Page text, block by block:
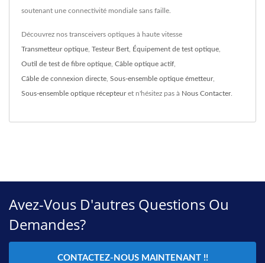
soutenant une connectivité mondiale sans faille.
Découvrez nos transceivers optiques à haute vitesse
Transmetteur optique Testeur Bert Équipement de test optique
Outil de test de fibre optique Câble optique actif
Câble de connexion directe Sous-ensemble optique émetteur,
Sous-ensemble optique récepteuret n'hésitez pas à Nous Contacter.
Avez-Vous D'autres Questions Ou
Demandes?
CONTACTEZ-NOUS MAINTENANT !!